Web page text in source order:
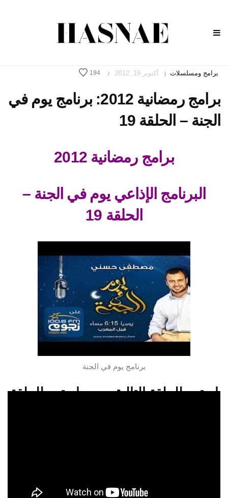
برامج ومسلسلات | أكتوبر 19, 2012 /
194
برامج رمضانية 2012: برنامج يوم في
الجنة – الحلقة 19
برامج رمضانية 2012
البرنامج الإذاعي يوم في الجنة –
الحلقة 19
برنامج يوم في الجنة
استمع للحلقة التالية
استمع للحلقة